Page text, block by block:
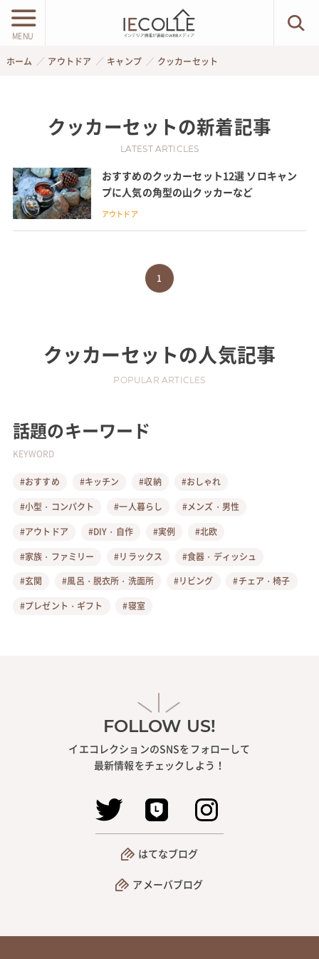
MENU
ホーム アウトドア キャンプ クッカーセット
クッカーセットの新着記事
LATEST ARTICLES
おすすめのクッカーセット12選 ソロキャン
プに人気の角型の山クッカーなど
アウトドア
1
クッカーセットの人気記事
POPULAR ARTICLES
話題のキーワード
KEYWORD
#おすすめ #キッチン #収納
#おしゃれ
#小型・コンパクト
#一人暮らし
#メンズ・男性
#アウトドア
#DIY・自作 #実例
#北欧
#家族・ファミリー
#リラックス
#食器・ディッシュ
#玄関
#風呂・脱衣所・洗面所 #リビング
#チェア・椅子
#プレゼント・ギフト
#寝室
FOLLOW US!
イエコレクションのSNSをフォローして
最新情報をチェックしよう！
はてなブログ
アメーバブログ